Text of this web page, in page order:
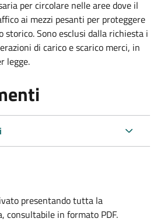
per circolare nelle aree dove il
ai mezzi pesanti per proteggere
Sono esclusi dalla richiesta i
di carico e scarico merci, in
legge.
presentando tutta la
consultabile in formato PDF.